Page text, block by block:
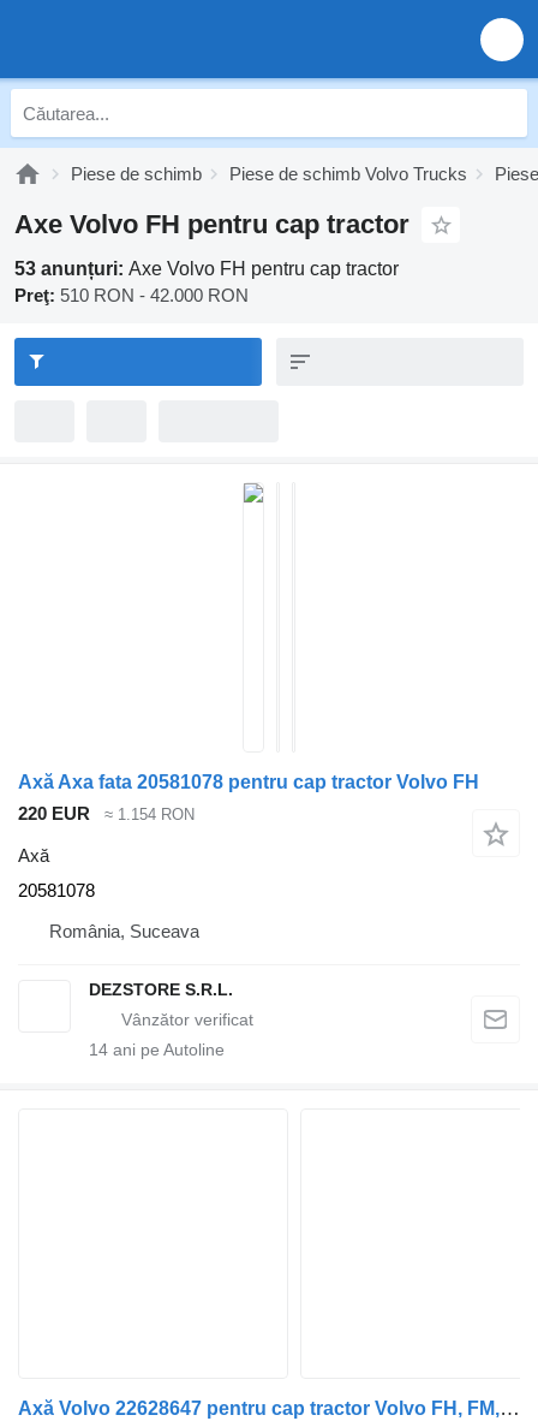
Piese de schimb Piese de schimb Volvo Trucks
Axe Volvo FH pentru cap tractor
53 anunțuri: Axe Volvo FH pentru cap tractor
Preţ: 510 RON - 42.000 RON
Axă Axa fata 20581078 pentru cap tractor Volvo FH
220 EUR
≈ 1.154 RON
Axă
20581078
România, Suceava
DEZSTORE S.R.L.
14 ani pe Autoline
Axă Volvo 22628647 pentru cap tractor Volvo FH, FM, FMX-4 series (2013-)